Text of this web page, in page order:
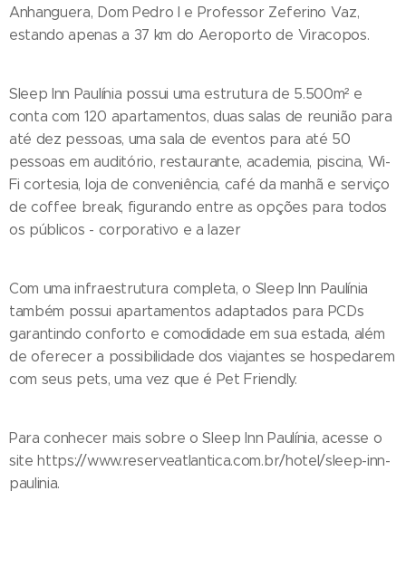
Anhanguera, Dom Pedro I e Professor Zeferino Vaz,
estando apenas a 37 km do Aeroporto de Viracopos.
Sleep Inn Paulínia possui uma estrutura de 5.500m² e
conta com 120 apartamentos, duas salas de reunião para
até dez pessoas, uma sala de eventos para até 50
pessoas em auditório, restaurante, academia, piscina, Wi-
Fi cortesia, loja de conveniência, café da manhã e serviço
de coffee break, figurando entre as opções para todos
os públicos - corporativo e a lazer
Com uma infraestrutura completa, o Sleep Inn Paulínia
também possui apartamentos adaptados para PCDs
garantindo conforto e comodidade em sua estada, além
de oferecer a possibilidade dos viajantes se hospedarem
com seus pets, uma vez que é Pet Friendly.
Para conhecer mais sobre o Sleep Inn Paulínia, acesse o
site https://www.reserveatlantica.com.br/hotel/sleep-inn-
paulinia.